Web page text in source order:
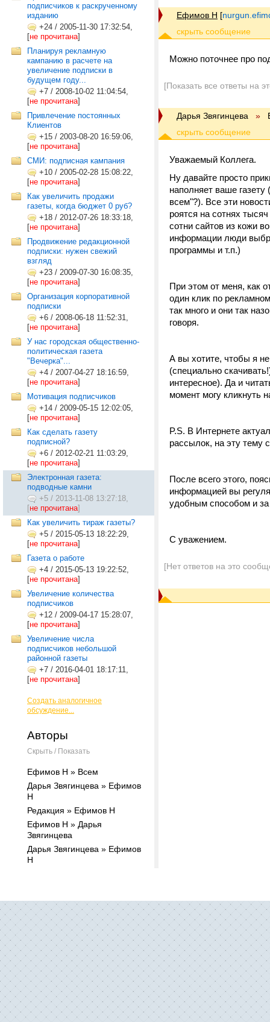
подписчиков к раскрученному
изданию
+24 / 2005-11-30 17:32:54,
[не прочитана]
Планируя рекламную
кампанию в расчете на
увеличение подписки в
будущем году...
+7 / 2008-10-02 11:04:54,
[не прочитана]
Привлечение постоянных
Клиентов
+15 / 2003-08-20 16:59:06,
[не прочитана]
СМИ: подписная кампания
+10 / 2005-02-28 15:08:22,
[не прочитана]
Как увеличить продажи
газеты, когда бюджет 0 руб?
+18 / 2012-07-26 18:33:18,
[не прочитана]
Продвижение редакционной
подписки: нужен свежий
взгляд
+23 / 2009-07-30 16:08:35,
[не прочитана]
Организация корпоративной
подписки
+6 / 2008-06-18 11:52:31,
[не прочитана]
У нас городская общественно-
политическая газета
"Вечерка"...
+4 / 2007-04-27 18:16:59,
[не прочитана]
Мотивация подписчиков
+14 / 2009-05-15 12:02:05,
[не прочитана]
Как сделать газету
подписной?
+6 / 2012-02-21 11:03:29,
[не прочитана]
Электронная газета:
подводные камни
+5 / 2013-11-08 13:27:18,
[не прочитана]
Как увеличить тираж газеты?
+5 / 2015-05-13 18:22:29,
[не прочитана]
Газета о работе
+4 / 2015-05-13 19:22:52,
[не прочитана]
Увеличение количества
подписчиков
+12 / 2009-04-17 15:28:07,
[не прочитана]
Увеличение числа
подписчиков небольшой
районной газеты
+7 / 2016-04-01 18:17:11,
[не прочитана]
Создать аналогичное
обсуждение...
Авторы
Скрыть / Показать
Ефимов Н » Всем
Дарья Звягинцева » Ефимов
Н
Редакция » Ефимов Н
Ефимов Н » Дарья
Звягинцева
Дарья Звягинцева » Ефимов
Н
Ефимов Н [
Можно поточнее про
[Показать все ответы на
Дарья Звягинцева »
Уважаемый Коллега.
Ну давайте просто
наполняет ваше
всем"?). Все эти
роятся на сотнях
сотни сайтов из кожи
информации люди
программы и т.п.)
При этом от меня, как
один клик по
так много и они так
говоря.
А вы хотите, чтобы я
(специально
интересное). Да и
момент могу кликнуть
P.S. В Интернете
рассылок, на эту тему
После всего этого,
информацией вы
удобным способом и за
С уважением.
[Нет ответов на это